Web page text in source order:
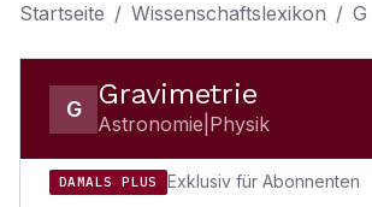
Startseite / Wissenschaftslexikon / G
G Gravimetrie
Astronomie|Physik
DAMALS PLUS Exklusiv für Abonnenten